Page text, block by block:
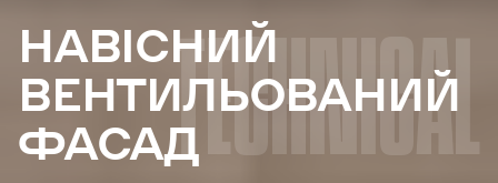
НАВІСНИЙ
ВЕНТИЛЬОВАНИЙ
ФАСАДTECHNICAL